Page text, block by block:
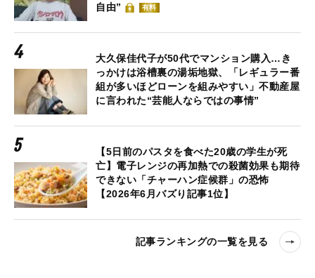
自由”
有料
大久保佳代子が50代でマンション購入…き
っかけは浴槽裏の湯垢地獄、「レギュラー番
組が多いほどローンを組みやすい」不動産屋
に言われた“芸能人ならではの事情”
【5日前のパスタを食べた20歳の学生が死
亡】電子レンジの再加熱での殺菌効果も期待
できない「チャーハン症候群」の恐怖
【2026年6月バズり記事1位】
記事ランキングの一覧を見る